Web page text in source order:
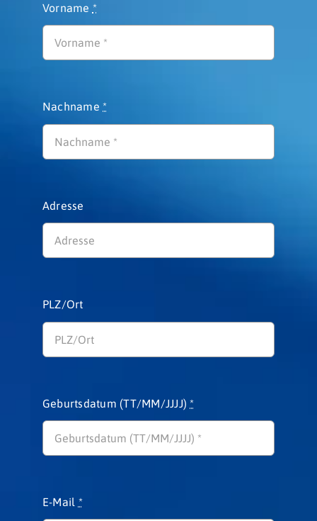
Vorname *
Nachname*
Adresse
PLZ/Ort
Geburtsdatum (TT/MM/JJJJ)*
E-Mail *